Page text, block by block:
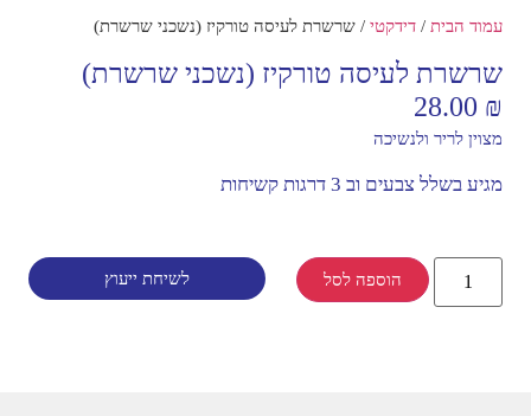
עמוד הבית / דידקטי / שרשרת לעיסה טורקיז (נשכני שרשרת)
שרשרת לעיסה טורקיז (נשכני שרשרת)
28.00 ₪
מצוין לריר ולנשיכה
מגיע בשלל צבעים וב 3 דרגות קשיחות
הוספה לסל לשיחת ייעוץ